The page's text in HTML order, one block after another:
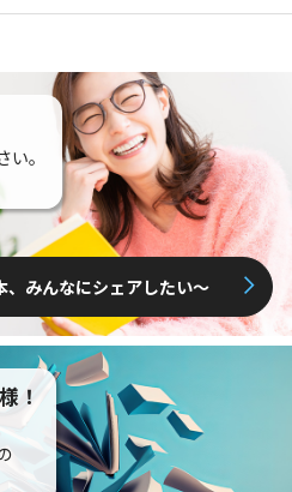
。
、みんなにシェアしたい〜
！